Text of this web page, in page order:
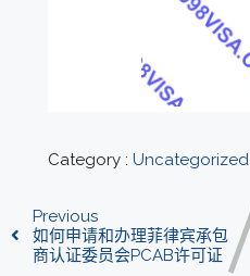
Category : Uncategorized
Previous
如何申请和办理菲律宾承包
商认证委员会PCAB许可证